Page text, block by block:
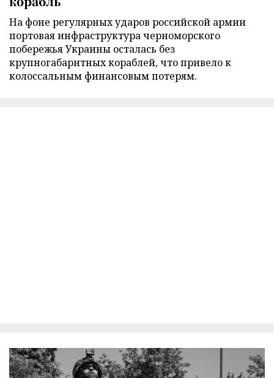
На фоне регулярных ударов российской армии
портовая инфраструктура черноморского
побережья Украины осталась без
крупногабаритных кораблей, что привело к
колоссальным финансовым потерям.